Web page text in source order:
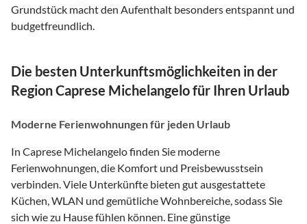
Grundstück macht den Aufenthalt besonders entspannt und
budgetfreundlich.
Die besten Unterkunftsmöglichkeiten in der
Region Caprese Michelangelo für Ihren Urlaub
Moderne Ferienwohnungen für jeden Urlaub
In Caprese Michelangelo finden Sie moderne
Ferienwohnungen, die Komfort und Preisbewusstsein
verbinden. Viele Unterkünfte bieten gut ausgestattete
Küchen, WLAN und gemütliche Wohnbereiche, sodass Sie
sich wie zu Hause fühlen können. Eine günstige